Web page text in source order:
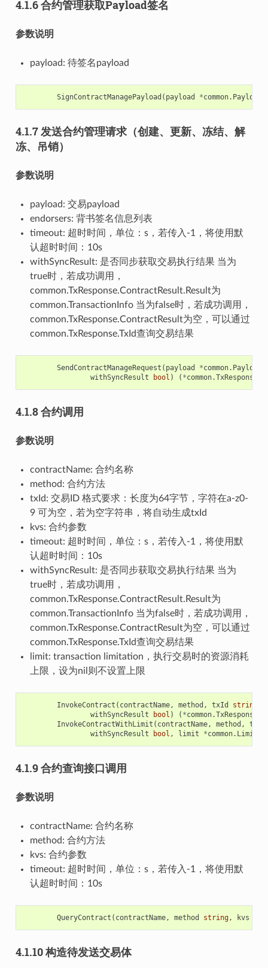
4.1.6 合约管理获取Payload签名
参数说明
payload: 待签名payload
SignContractManagePayload ( payload *common. Payload
4.1.7 发送合约管理请求（创建、更新、冻结、解
冻、吊销）
参数说明
payload: 交易payload
endorsers: 背书签名信息列表
timeout: 超时时间，单位：s，若传入-1，将使用默
认超时时间：10s
withSyncResult: 是否同步获取交易执行结果 当为
true时，若成功调用，
common.TxResponse.ContractResult.Result为
common.TransactionInfo 当为false时，若成功调用，
common.TxResponse.ContractResult为空，可以通过
common.TxResponse.TxId查询交易结果
SendContractManageRequest ( payload *common. Payload
withSyncResult
bool ) ( *common.TxResponse
4.1.8 合约调用
参数说明
contractName: 合约名称
method: 合约方法
txId: 交易ID 格式要求：长度为64字节，字符在a-z0-
9 可为空，若为空字符串，将自动生成txId
kvs: 合约参数
timeout: 超时时间，单位：s，若传入-1，将使用默
认超时时间：10s
withSyncResult: 是否同步获取交易执行结果 当为
true时，若成功调用，
common.TxResponse.ContractResult.Result为
common.TransactionInfo 当为false时，若成功调用，
common.TxResponse.ContractResult为空，可以通过
common.TxResponse.TxId查询交易结果
limit: transaction limitation，执行交易时的资源消耗
上限，设为nil则不设置上限
InvokeContract ( contractName, method , txId string
withSyncResult
bool ) ( *common.TxResponse
InvokeContractWithLimit ( contractName, method ,
txId
withSyncResult
bool , limit *common. Limit
4.1.9 合约查询接口调用
参数说明
contractName: 合约名称
method: 合约方法
kvs: 合约参数
timeout: 超时时间，单位：s，若传入-1，将使用默
认超时时间：10s
QueryContract ( contractName, method string, kvs
4.1.10 构造待发送交易体